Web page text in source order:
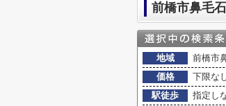
前橋市鼻毛
地域
前橋市
価格
下限な
駅徒歩
指定し